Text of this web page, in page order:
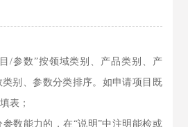
/参数”按领域类别、产品类别、产
别、参数分类排序。如申请项目既
表；
数能力的，在“说明”中注明能检或